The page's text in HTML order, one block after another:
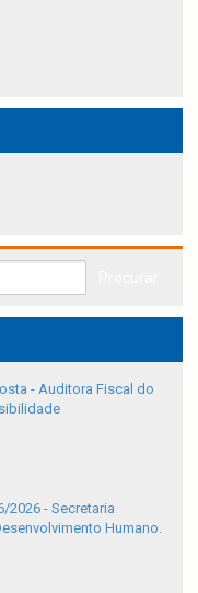
- Auditora Fiscal do
2026 - Secretaria
Humano.